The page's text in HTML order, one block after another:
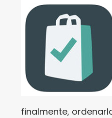
finalmente,